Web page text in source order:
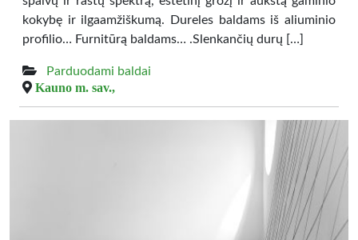
kokybę ir ilgaamžiškumą. Dureles baldams iš aliuminio
profilio… Furnitūrą baldams… .Slenkančių durų […]
Parduodami baldai
Kauno m. sav.,